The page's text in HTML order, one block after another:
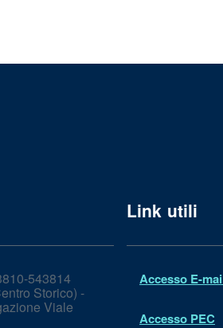
543814
Storico) -
Viale
Link utili
Accesso E-
Accesso PEC